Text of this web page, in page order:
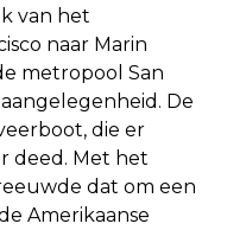
van het
naar Marin
metropool San
De
die er
deed. Met het
dat om een
Amerikaanse